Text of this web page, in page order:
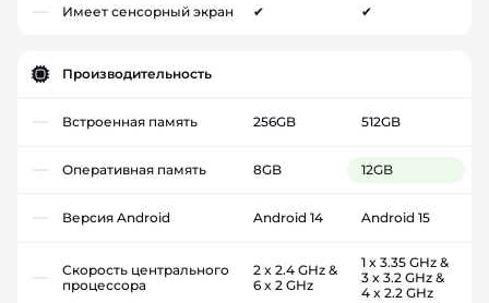
Имеет сенсорный экран ✔ ✔
Производительность
Встроенная память 256GB 512GB
Оперативная память 8GB 12GB
Версия Android Android 14 Android 15
Скорость центрального
процессора
2 x 2.4 GHz &
6 x 2 GHz
1 x 3.35 GHz &
3 x 3.2 GHz &
4 x 2.2 GHz